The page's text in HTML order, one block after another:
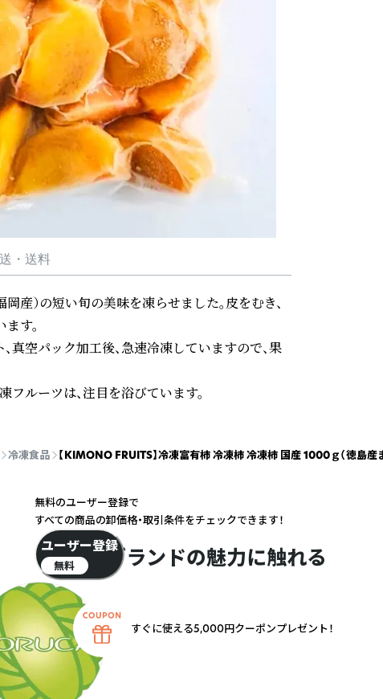
・送料
産）の短い旬の美味を凍らせました。皮をむき、
す。
真空パック加工後、急速冷凍していますので、果
フルーツは、注目を浴びています。
冷凍食品 【KIMONO FRUITS】冷凍富有柿 冷凍柿 冷凍柿 国産 1000ｇ（徳島産
ブランドの魅力に触れる
無料のユーザー登録で
すべての商品の卸価格・取引条件をチェックできます！
ユーザー登録
無料
すぐに使える5,000円クーポンプレゼント！